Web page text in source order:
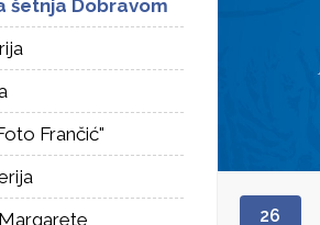
šetnja Dobravom
Frančić"
26